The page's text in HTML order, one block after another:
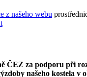
z našeho webu
ČEZ za podporu při
našeho kostela v